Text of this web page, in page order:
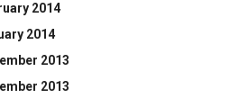
2014
2014
2013
2013